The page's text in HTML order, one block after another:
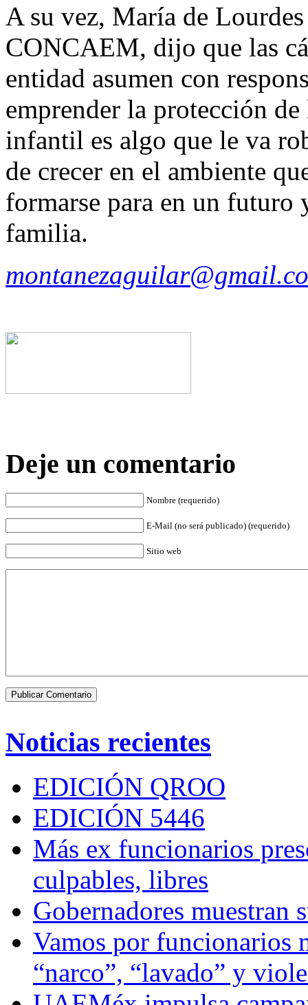
A su vez, María de
CONCAEM, dijo que las
entidad asumen con
emprender la protección
infantil es algo que le va
de crecer en el ambiente
formarse para en un futuro
familia.
Deje un comentario
Nombre (requerido)
E-Mail (no será publicado) (requerido)
Sitio web
Noticias recientes
EDICIÓN QROO
EDICIÓN 5446
Más ex funcionarios
culpables, libres
Gobernadores muestran
Vamos por funcionarios
“narco”, “lavado” y